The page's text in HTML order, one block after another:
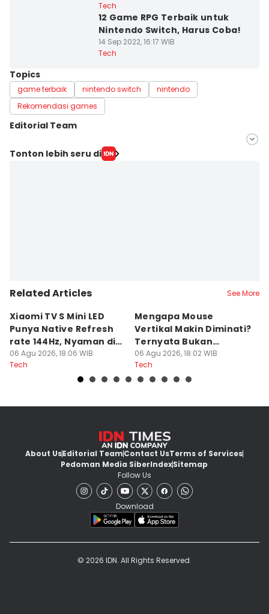
Tech
12 Game RPG Terbaik untuk
Nintendo Switch, Harus Coba!
14 Sep 2022, 16:17 WIB
Tech
Topics
game terbaik nintendo switch
nintendo
Rekomendasi games
Editorial Team
Editor
Tonton lebih seru di
Related Articles See More
Xiaomi TV S Mini LED
Punya Native Refresh
rate 144Hz, Nyaman di
Mata
06 Agu 2026, 18:06 WIB
Tech
Mengapa Mouse
Vertikal Makin Diminati?
Ternyata Bukan
sekadar Tren
06 Agu 2026, 18:02 WIB
Tech
About UsEditorial TeamContact UsTerms of Services
Pedoman Media SiberIndexSitemap
Follow Us
Download
© 2026 IDN. All Rights Reserved.